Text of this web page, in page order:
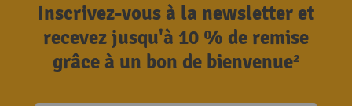
Inscrivez-vous à la newsletter et
recevez jusqu'à 10 % de remise
grâce à un bon de bienvenue²